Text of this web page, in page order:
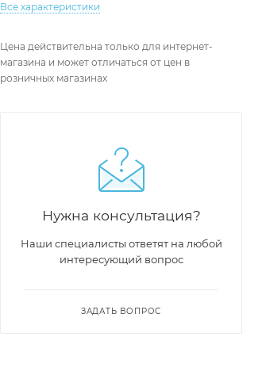
Все характеристики
Цена действительна только для интернет-
магазина и может отличаться от цен в
розничных магазинах
Нужна консультация?
Наши специалисты ответят на любой
интересующий вопрос
ЗАДАТЬ ВОПРОС